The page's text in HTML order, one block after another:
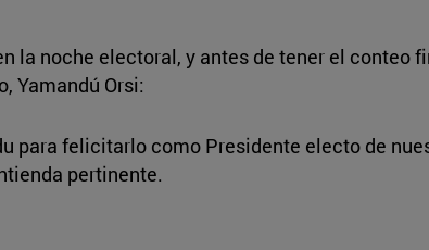
la noche electoral, y antes de tener el conteo
Yamandú Orsi:
para felicitarlo como Presidente electo de
pertinente.